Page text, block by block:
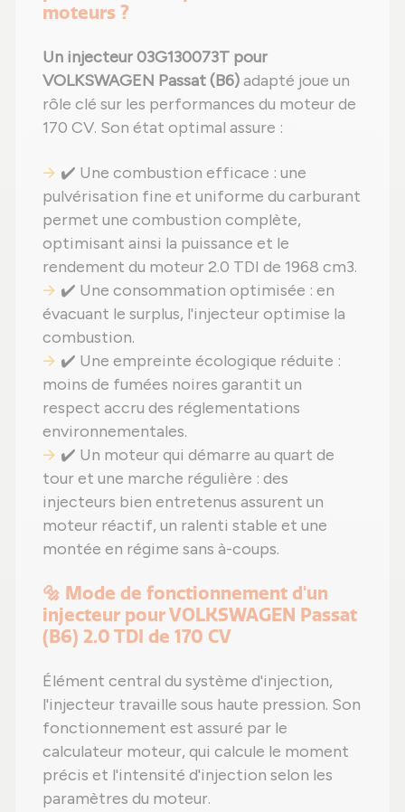
moteurs ?
Un injecteur 03G130073T pour
VOLKSWAGEN Passat (B6)adapté joue un
rôle clé sur les performances du moteur de
170 CV. Son état optimal assure :
✔️ Une combustion efficace : une
pulvérisation fine et uniforme du carburant
permet une combustion complète,
optimisant ainsi la puissance et le
rendement du moteur 2.0 TDI de 1968 cm3.
✔️ Une consommation optimisée : en
évacuant le surplus, l'injecteur optimise la
combustion.
✔️ Une empreinte écologique réduite :
moins de fumées noires garantit un
respect accru des réglementations
environnementales.
✔️ Un moteur qui démarre au quart de
tour et une marche régulière : des
injecteurs bien entretenus assurent un
moteur réactif, un ralenti stable et une
montée en régime sans à-coups.
🔩 Mode de fonctionnement d'un
injecteur pour VOLKSWAGEN Passat
(B6) 2.0 TDI de 170 CV
Élément central du système d'injection,
l'injecteur travaille sous haute pression. Son
fonctionnement est assuré par le
calculateur moteur, qui calcule le moment
précis et l'intensité d'injection selon les
paramètres du moteur.